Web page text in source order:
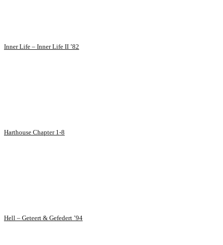
Inner Life – Inner Life II ’82
Harthouse Chapter 1-8
Hell – Geteert & Gefedert ’94